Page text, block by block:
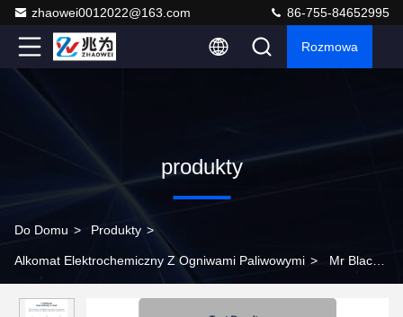
zhaowei0012022@163.com 86-755-84652995
Rozmowa
produkty
Do Domu > Produkty >
Alkomat Elektrochemiczny Z Ogniwami Paliwowymi > Mr Black